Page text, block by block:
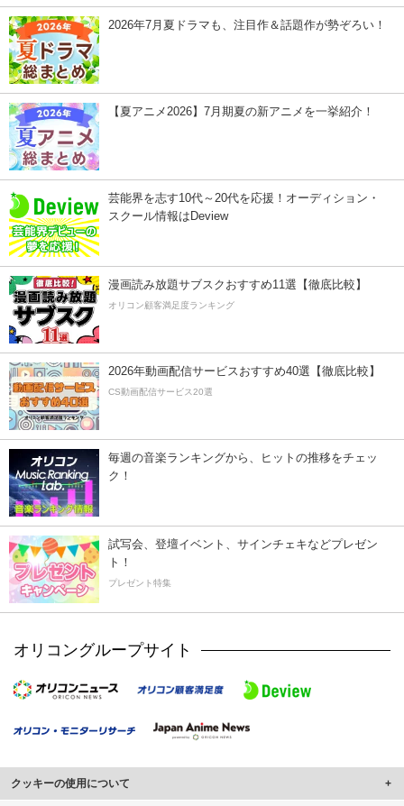
2026年7月夏ドラマも、注目作＆話題作が勢ぞろい！
【夏アニメ2026】7月期夏の新アニメを一挙紹介！
芸能界を志す10代～20代を応援！オーディション・
スクール情報はDeview
漫画読み放題サブスクおすすめ11選【徹底比較】
オリコン顧客満足度ランキング
2026年動画配信サービスおすすめ40選【徹底比較】
CS動画配信サービス20選
毎週の音楽ランキングから、ヒットの推移をチェッ
ク！
試写会、登壇イベント、サインチェキなどプレゼン
ト！
プレゼント特集
オリコングループサイト
クッキーの使用について